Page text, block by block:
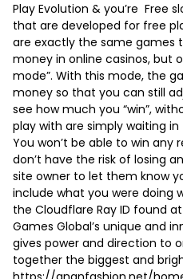
Play Evolution & you’re Free
that are developed for free
are exactly the same games
money in online casinos, but
mode”. With this mode, the
money so that you can still
see how much you “win”,
play with are simply waiting
You won’t be able to win any
don’t have the risk of losing
site owner to let them know
include what you were doing
the Cloudflare Ray ID found
Games Global’s unique and
gives power and direction to
together the biggest and